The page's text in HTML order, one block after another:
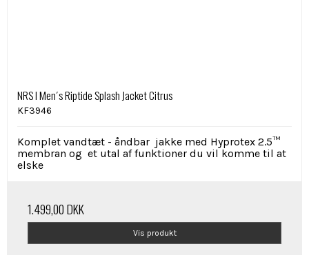
NRS I Men´s Riptide Splash Jacket Citrus
KF3946
Komplet vandtæt - åndbar jakke med Hyprotex 2.5™
membran og et utal af funktioner du vil komme til at
elske
1.499,00 DKK
Vis produkt